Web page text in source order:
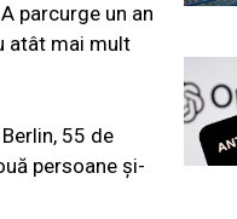
parcurge un an
atât mai mult
55 de
persoane și-